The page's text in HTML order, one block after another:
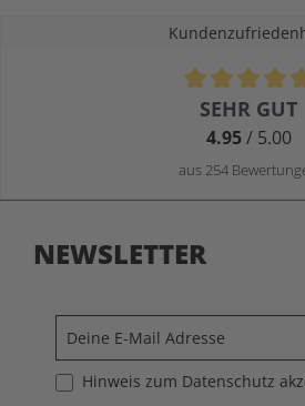
Durchschnittliche Bewertung von 4.9 von
SEHR GUT
4.95/ 5.00
aus 254
NEWSLETTER
Hinweis zum Datenschutz